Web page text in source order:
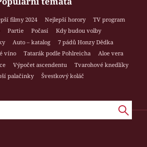
filmy 2024 Nejlepší horory
TV program
Partie Počasí
Kdy budou volby
Auto – katalog
7 pádů Honzy Dědka
víno Tatarák podle Pohlreicha
Aloe vera
Výpočet ascendentu
Tvarohové knedlíky
palačinky
Švestkový koláč